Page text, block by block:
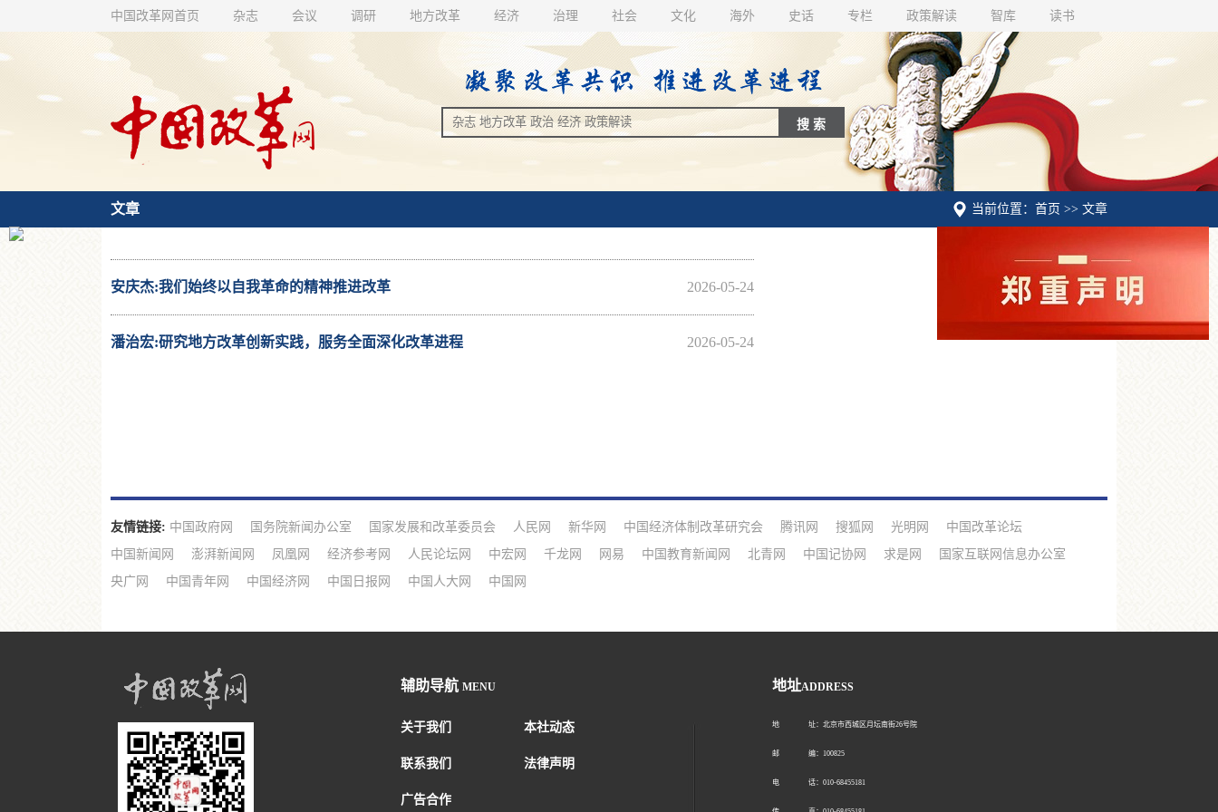
中国改革网首页 杂志 会议 调研 地方改革 经济 治理 社会 文化 海外 史话 专栏 政策解读 智库 读书
当前位置：首页 >> 文章
文章
2026-05-24
安庆杰:我们始终以自我革命的精神推进改革
2026-05-24
潘治宏:研究地方改革创新实践，服务全面深化改革进程
友情链接: 中国政府网 国务院新闻办公室 国家发展和改革委员会 人民网 新华网 中国经济体制改革研究会 腾讯网 搜狐网 光明网
中国改革论坛
中国新闻网
澎湃新闻网 凤凰网 经济参考网 人民论坛网 中宏网 千龙网 网易 中国教育新闻网 北青网 中国记协网 求是网
国家互联网信息办公室
央广网
中国青年网 中国经济网 中国日报网 中国人大网 中国网
辅助导航 MENU
关于我们 本社动态
联系我们 法律声明
广告合作
地址ADDRESS
地 址：北京市西城区月坛南街26号院
邮 编：100825
电 话：010-68455181